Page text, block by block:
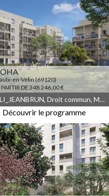
en-Velin (69120)
PARTIR DE 348 246,00 €
À PARTIR DE 348 246,00 €
LLI_JEANBRUN, Droit commun, Meublé non géré, JEANBRUN, LLI
Découvrir le programme